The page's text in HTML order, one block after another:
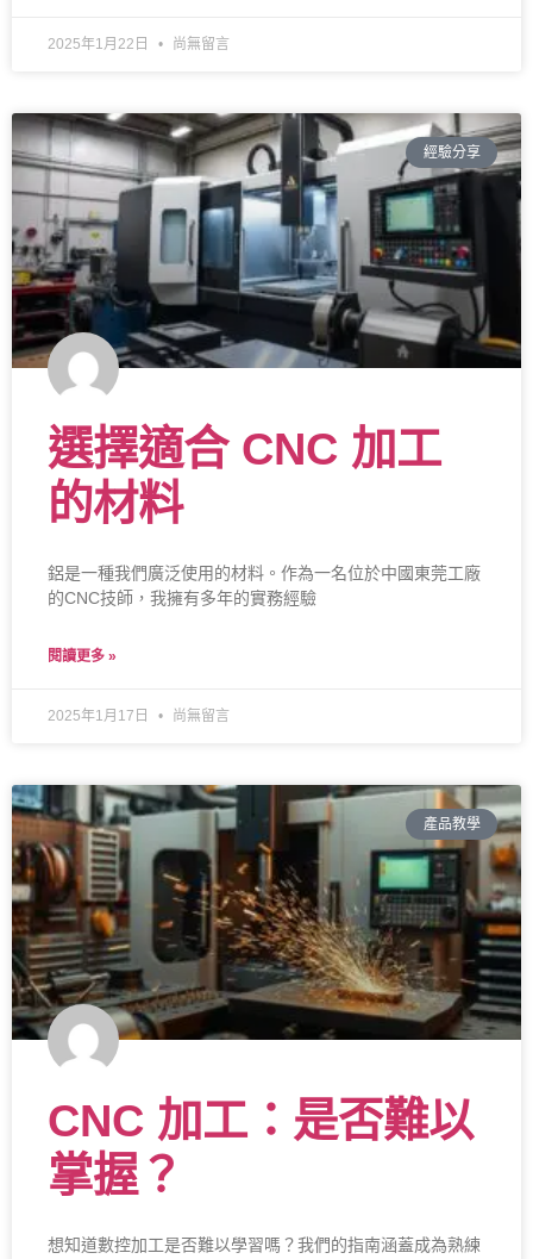
2025年1月22日 尚無留言
經驗分享
選擇適合 CNC 加工
的材料
鋁是一種我們廣泛使用的材料。作為一名位於中國東莞工廠
的CNC技師，我擁有多年的實務經驗
閱讀更多 »
2025年1月17日 尚無留言
產品教學
CNC 加工：是否難以
掌握？
想知道數控加工是否難以學習嗎？我們的指南涵蓋成為熟練